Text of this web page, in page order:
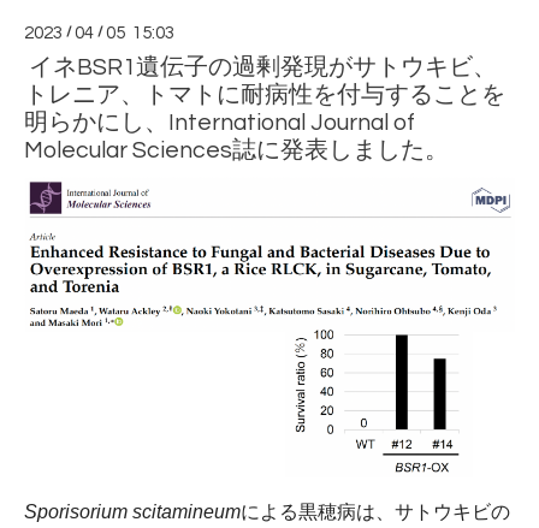
2023 /04 /05 15:03
イネBSR1遺伝子の過剰発現がサトウキビ、
トレニア、トマトに耐病性を付与することを
明らかにし、International Journal of
Molecular Sciences誌に発表しました。
Sporisorium scitamineumによる黒穂病は、サトウキビの